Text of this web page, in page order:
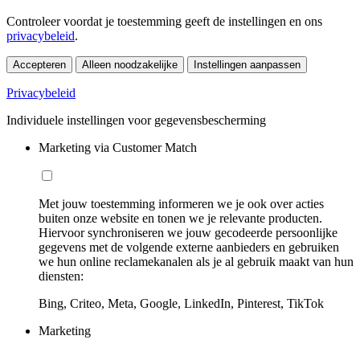
Controleer voordat je toestemming geeft de instellingen en ons
privacybeleid.
Accepteren Alleen noodzakelijke Instellingen aanpassen
Privacybeleid
Individuele instellingen voor gegevensbescherming
Marketing via Customer Match
Met jouw toestemming informeren we je ook over acties
buiten onze website en tonen we je relevante producten.
Hiervoor synchroniseren we jouw gecodeerde persoonlijke
gegevens met de volgende externe aanbieders en gebruiken
we hun online reclamekanalen als je al gebruik maakt van hun
diensten:
Bing, Criteo, Meta, Google, LinkedIn, Pinterest, TikTok
Marketing